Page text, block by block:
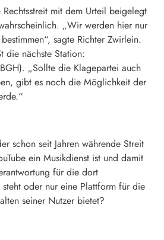
mit dem Urteil beigelegt
„Wir werden hier nur
sagte Richter Zwirlein.
die nächste Station:
„Sollte die Klagepartei auch
gibt es noch die Möglichkeit der
schon seit Jahren währende Streit
ein Musikdienst ist und damit
für die dort
oder nur eine Plattform für die
seiner Nutzer bietet?